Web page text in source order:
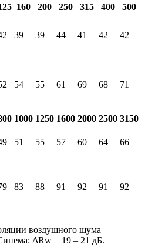
160 200 250 315 400 500
39 39 44 41 42 42
54 55 61 69 68 71
1000 1250 1600 2000 2500 3150
51 55 57 60 64 66
83 88 91 92 91 92
воздушного шума
ΔRw = 19 – 21 дБ.